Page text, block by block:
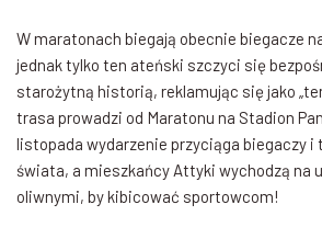
W maratonach biegają obecnie biegacze
jednak tylko ten ateński szczyci się
starożytną historią, reklamując się jako
trasa prowadzi od Maratonu na Stadion
listopada wydarzenie przyciąga biegaczy i
świata, a mieszkańcy Attyki wychodzą na
oliwnymi, by kibicować sportowcom!